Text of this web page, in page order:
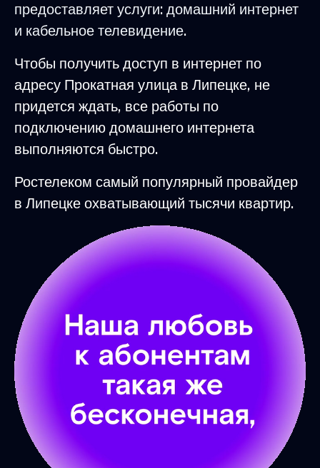
предоставляет услуги: домашний интернет
и кабельное телевидение.
Чтобы получить доступ в интернет по
адресу Прокатная улица в Липецке, не
придется ждать, все работы по
подключению домашнего интернета
выполняются быстро.
Ростелеком самый популярный провайдер
в Липецке охватывающий тысячи квартир.